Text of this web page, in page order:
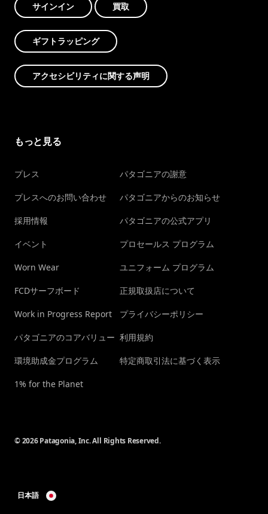
サインイン 買取
ギフトラッピング
アクセシビリティに関する声明
もっと見る
プレス
プレスへのお問い合わせ
採用情報
イベント
Worn Wear
FCDサーフボード
Work in Progress Report
パタゴニアのコアバリュー
環境助成金プログラム
1% for the Planet
パタゴニアの謝意
パタゴニアからのお知らせ
パタゴニアの公式アプリ
プロセールス プログラム
ユニフォーム プログラム
正規取扱店について
プライバシーポリシー
利用規約
特定商取引法に基づく表示
© 2026 Patagonia, Inc. All Rights Reserved.
日本語